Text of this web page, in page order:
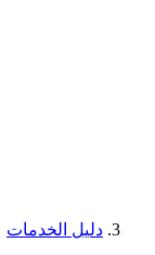
دليل الخدمات